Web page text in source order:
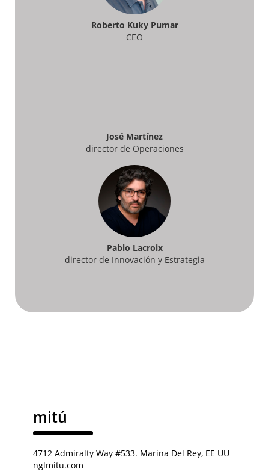
Roberto Kuky Pumar
CEO
José Martínez
director de Operaciones
Pablo Lacroix
director de Innovación y Estrategia
mitú
4712 Admiralty Way #533. Marina Del Rey, EE UU
nglmitu.com